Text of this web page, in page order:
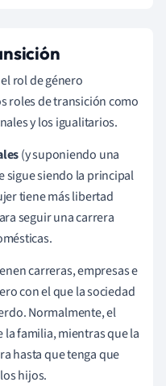
rol de género
roles de transición como
y los igualitarios.
(y suponiendo una
sigue siendo la principal
tiene más libertad
seguir una carrera
carreras, empresas e
con el que la sociedad
Normalmente, el
la familia, mientras que la
hasta que tenga que
hijos.